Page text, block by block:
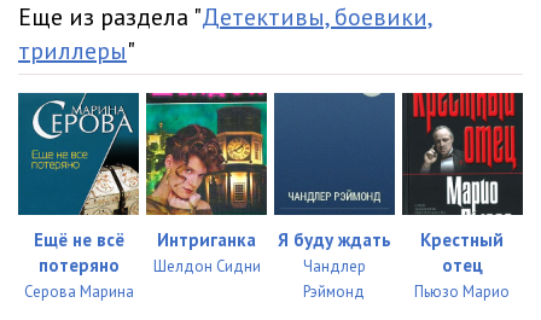
Еще из раздела "Детективы, боевики,
триллеры"
Ещё не всё
потеряно
Серова Марина
Интриганка
Шелдон Сидни
Я буду ждать
Чандлер
Рэймонд
Крестный
отец
Пьюзо Марио